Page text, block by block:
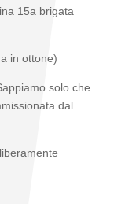
15a brigata
in ottone)
solo che
dal